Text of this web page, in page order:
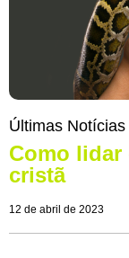
Últimas Notícias
Como lidar
cristã
12 de abril de 2023